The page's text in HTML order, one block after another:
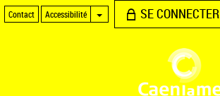
Contact Accessibilité SE CONNECTER